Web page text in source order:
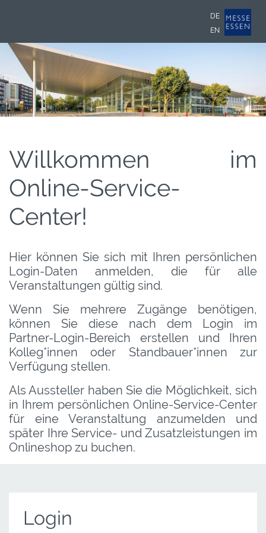
DE
EN
Willkommen im
Online-Service-
Center!
Hier können Sie sich mit Ihren persönlichen
Login-Daten anmelden, die für alle
Veranstaltungen gültig sind.
Wenn Sie mehrere Zugänge benötigen,
können Sie diese nach dem Login im
Partner-Login-Bereich erstellen und Ihren
Kolleg*innen oder Standbauer*innen zur
Verfügung stellen.
Als Aussteller haben Sie die Möglichkeit, sich
in Ihrem persönlichen Online-Service-Center
für eine Veranstaltung anzumelden und
später Ihre Service- und Zusatzleistungen im
Onlineshop zu buchen.
Login